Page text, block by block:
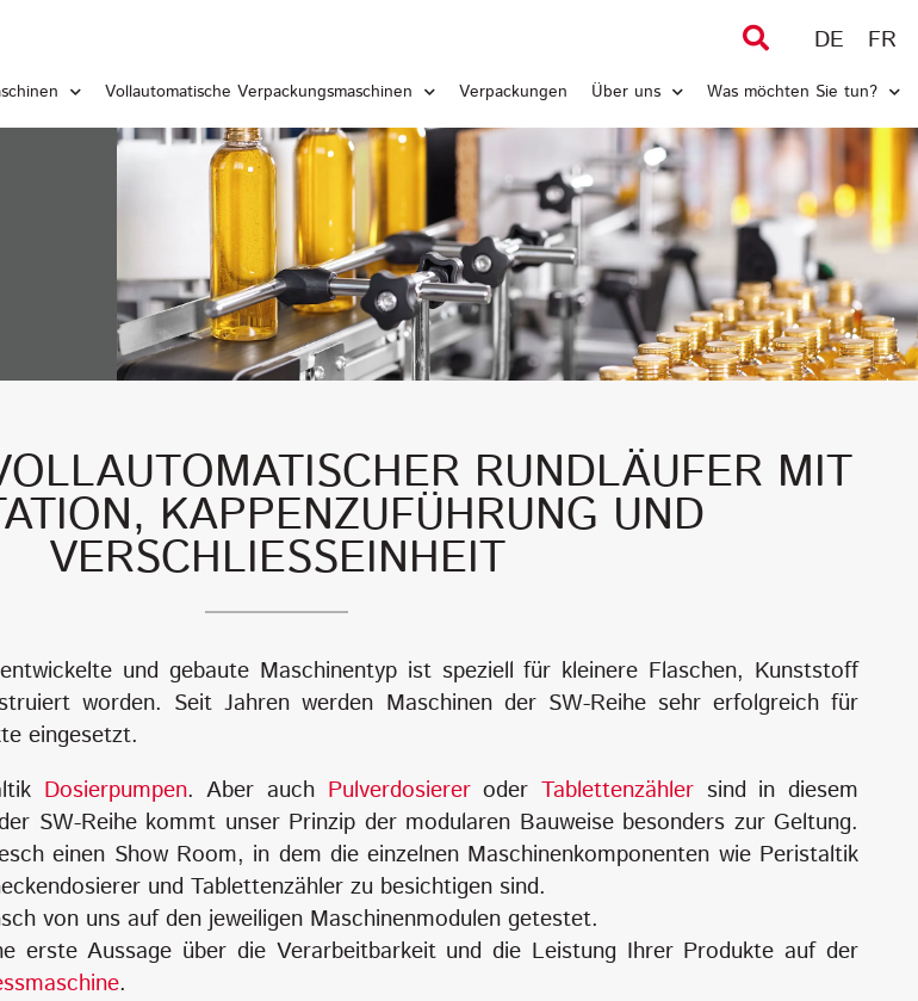
DE FR
Vollautomatische Verpackungsmaschinen Verpackungen Über uns Was möchten Sie tun?
RUNDLÄUFER MIT
KAPPENZUFÜHRUNG UND
VERSCHLIESSEINHEIT
und gebaute Maschinentyp ist speziell für kleinere Flaschen, Kunststoff
worden. Seit Jahren werden Maschinen der SW-Reihe sehr erfolgreich für
eingesetzt.
Dosierpumpen. Aber auch Pulverdosiereroder Tablettenzählersind in diesem
SW-Reihe kommt unser Prinzip der modularen Bauweise besonders zur Geltung.
einen Show Room, in dem die einzelnen Maschinenkomponenten wie Peristaltik
und Tablettenzähler zu besichtigen sind.
von uns auf den jeweiligen Maschinenmodulen getestet.
erste Aussage über die Verarbeitbarkeit und die Leistung Ihrer Produkte auf der
.